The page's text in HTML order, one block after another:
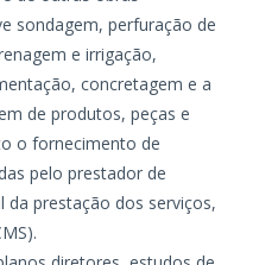
sondagem, perfuração de
e irrigação,
concretagem e a
de produtos, peças e
o fornecimento de
pelo prestador de
da prestação dos serviços,